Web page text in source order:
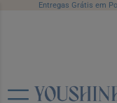
Entregas Grátis em